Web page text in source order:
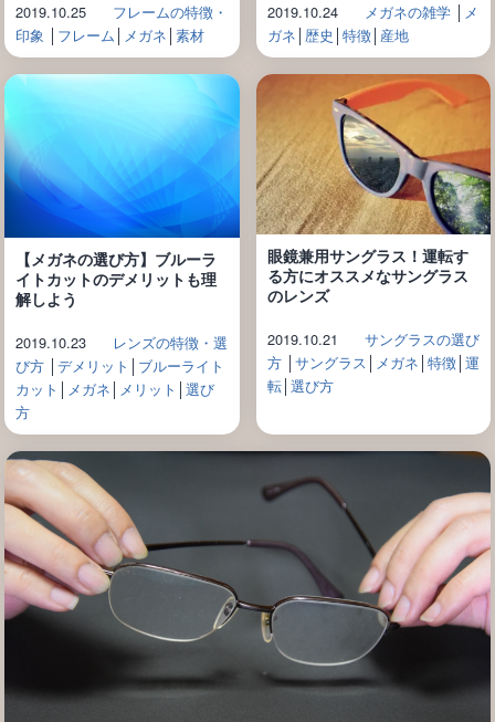
2019.10.25
フレームの特徴・
印象
フレーム メガネ 素材
2019.10.24 メガネの雑学│
メ
ガネ 歴史 特徴│ 産地
【メガネの選び方】ブルーラ
イトカットのデメリットも理
解しよう
2019.10.23
レンズの特徴・選
び方│ デメリット │ ブルーライト
カット │ メガネ │ メリット │ 選び
方
眼鏡兼用サングラス！運転す
る方にオススメなサングラス
のレンズ
2019.10.21
サングラスの選び
方│ サングラス │ メガネ │ 特徴│ 運
転│ 選び方